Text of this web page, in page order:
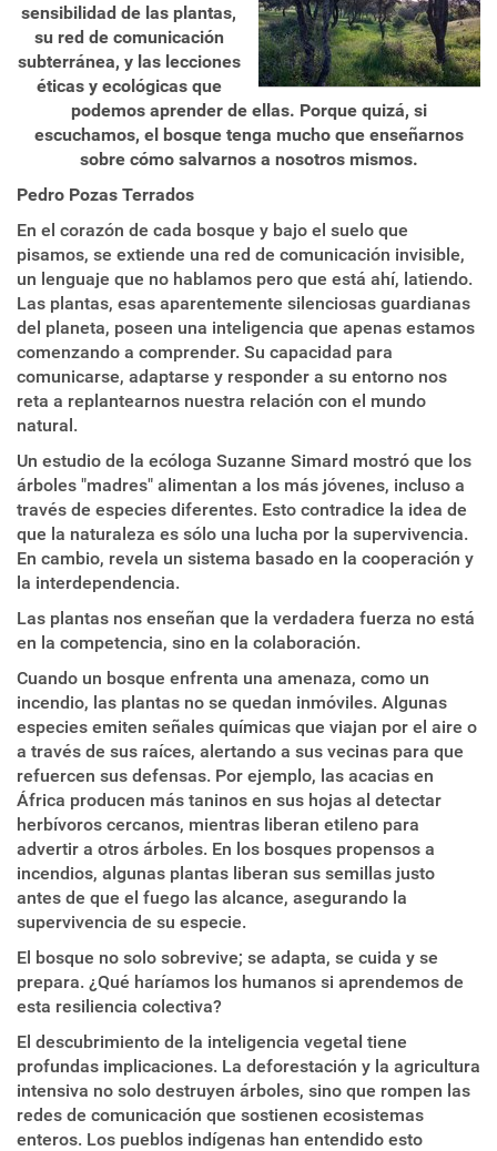
sensibilidad de las plantas,
su red de comunicación
subterránea, y las lecciones
éticas y ecológicas que
podemos aprender de ellas. Porque quizá, si
escuchamos, el bosque tenga mucho que enseñarnos
sobre cómo salvarnos a nosotros mismos.
Pedro Pozas Terrados
En el corazón de cada bosque y bajo el suelo que
pisamos, se extiende una red de comunicación invisible,
un lenguaje que no hablamos pero que está ahí, latiendo.
Las plantas, esas aparentemente silenciosas guardianas
del planeta, poseen una inteligencia que apenas estamos
comenzando a comprender. Su capacidad para
comunicarse, adaptarse y responder a su entorno nos
reta a replantearnos nuestra relación con el mundo
natural.
Un estudio de la ecóloga Suzanne Simard mostró que los
árboles "madres" alimentan a los más jóvenes, incluso a
través de especies diferentes. Esto contradice la idea de
que la naturaleza es sólo una lucha por la supervivencia.
En cambio, revela un sistema basado en la cooperación y
la interdependencia.
Las plantas nos enseñan que la verdadera fuerza no está
en la competencia, sino en la colaboración.
Cuando un bosque enfrenta una amenaza, como un
incendio, las plantas no se quedan inmóviles. Algunas
especies emiten señales químicas que viajan por el aire o
a través de sus raíces, alertando a sus vecinas para que
refuercen sus defensas. Por ejemplo, las acacias en
África producen más taninos en sus hojas al detectar
herbívoros cercanos, mientras liberan etileno para
advertir a otros árboles. En los bosques propensos a
incendios, algunas plantas liberan sus semillas justo
antes de que el fuego las alcance, asegurando la
supervivencia de su especie.
El bosque no solo sobrevive; se adapta, se cuida y se
prepara. ¿Qué haríamos los humanos si aprendemos de
esta resiliencia colectiva?
El descubrimiento de la inteligencia vegetal tiene
profundas implicaciones. La deforestación y la agricultura
intensiva no solo destruyen árboles, sino que rompen las
redes de comunicación que sostienen ecosistemas
enteros. Los pueblos indígenas han entendido esto